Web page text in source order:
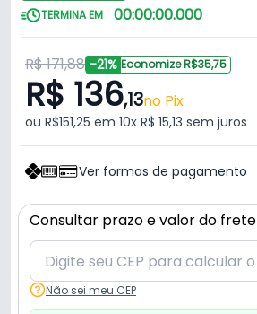
TERMINA EM 00:00:00.000
R$ 171,88 -21% Economize R$35,75
R$ 136,13no Pix
ou R$151,25 em 10x R$ 15,13 sem juros
Ver formas de pagamento
Consultar prazo e valor do frete
Não sei meu CEP